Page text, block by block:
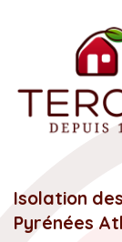
Isolation
Pyrénées